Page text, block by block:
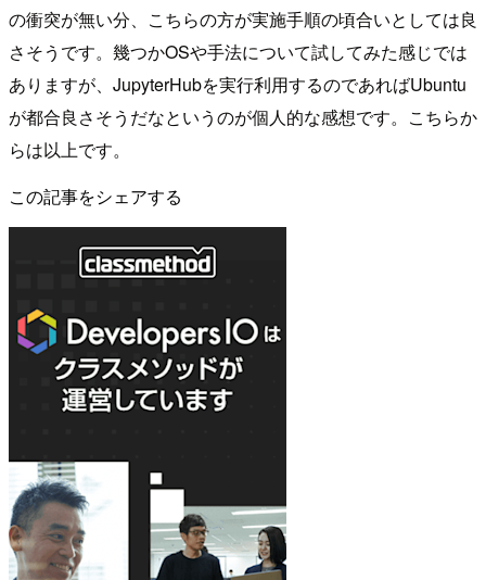
の衝突が無い分、こちらの方が実施手順の頃合いとしては良
さそうです。幾つかOSや手法について試してみた感じでは
ありますが、JupyterHubを実行利用するのであればUbuntu
が都合良さそうだなというのが個人的な感想です。こちらか
らは以上です。
この記事をシェアする